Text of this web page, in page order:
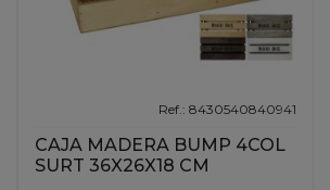
Ref.: 8430540840941
CAJA MADERA BUMP 4COL
SURT 36X26X18 CM